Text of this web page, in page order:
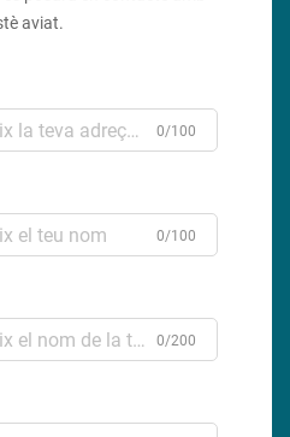
aviat.
0/100
0/100
0/200